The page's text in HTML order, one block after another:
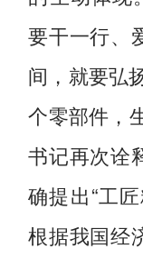
要干一行、
间，就要弘
个零部件，
书记再次诠
确提出“工
根据我国经